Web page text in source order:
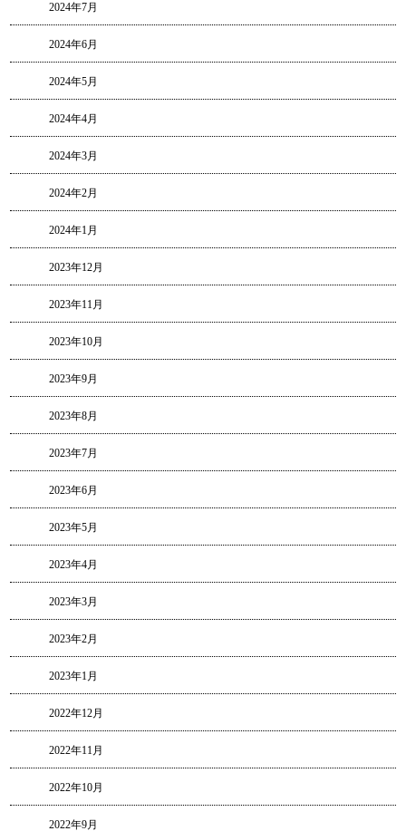
2024年7月
2024年6月
2024年5月
2024年4月
2024年3月
2024年2月
2024年1月
2023年12月
2023年11月
2023年10月
2023年9月
2023年8月
2023年7月
2023年6月
2023年5月
2023年4月
2023年3月
2023年2月
2023年1月
2022年12月
2022年11月
2022年10月
2022年9月